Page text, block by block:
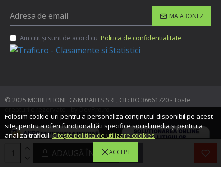
ADAUGĂ ÎN COŞ
MA ABONEZ
Am citit şi sunt de acord cu Politica de confidentialitate
© 2025 MOBILPHONE GSM PARTS SRL, CIF: RO 36661720 - Toate
drepturile rezervate - by DevPro.ro
ACCEPT
Folosim cookie-uri pentru a personaliza conținutul disponibil pe acest
site, pentru a oferi funcționalităti specifice social media și pentru a
analiza traficul.Citește politica de utilizare cookies